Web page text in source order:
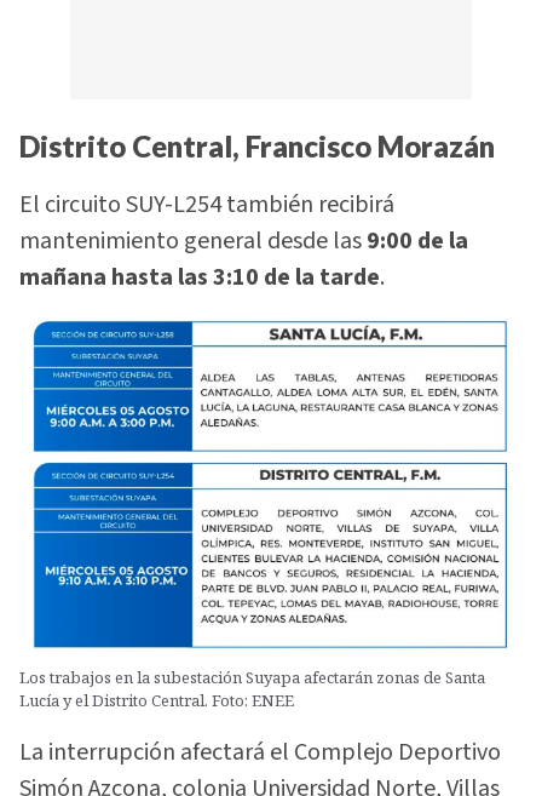
Distrito Central, Francisco Morazán
El circuito SUY-L254 también recibirá
mantenimiento general desde las9:00 de la
mañana hasta las 3:10 de la tarde.
Los trabajos en la subestación Suyapa afectarán zonas de Santa
Lucía y el Distrito Central. Foto: ENEE
La interrupción afectará el Complejo Deportivo
Simón Azcona, colonia Universidad Norte, Villas